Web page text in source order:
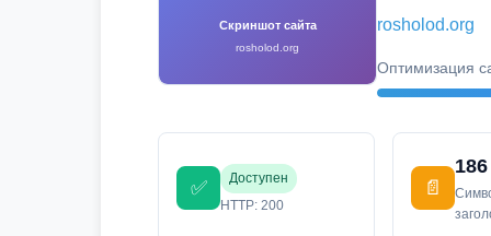
Скриншот сайта
rosholod.org
rosholod.org
Оптимизация
✅
Доступен
HTTP: 200
📄
186